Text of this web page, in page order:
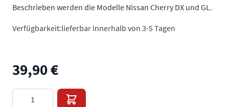
Beschrieben werden die Modelle Nissan Cherry DX und GL.
Verfügbarkeit:lieferbar innerhalb von 3-5 Tagen
39,90 €